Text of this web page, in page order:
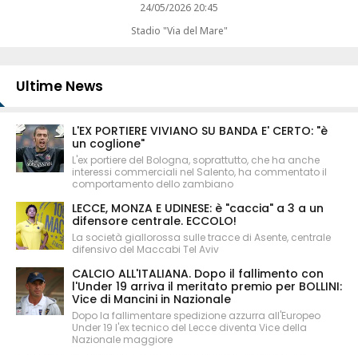
24/05/2026 20:45
Stadio "Via del Mare"
Ultime News
L'EX PORTIERE VIVIANO SU BANDA E' CERTO: "è
un coglione"
L'ex portiere del Bologna, soprattutto, che ha anche
interessi commerciali nel Salento, ha commentato il
comportamento dello zambiano
LECCE, MONZA E UDINESE: è "caccia" a 3 a un
difensore centrale. ECCOLO!
La società giallorossa sulle tracce di Asente, centrale
difensivo del Maccabi Tel Aviv
CALCIO ALL'ITALIANA. Dopo il fallimento con
l'Under 19 arriva il meritato premio per BOLLINI:
Vice di Mancini in Nazionale
Dopo la fallimentare spedizione azzurra all'Europeo
Under 19 l'ex tecnico del Lecce diventa Vice della
Nazionale maggiore